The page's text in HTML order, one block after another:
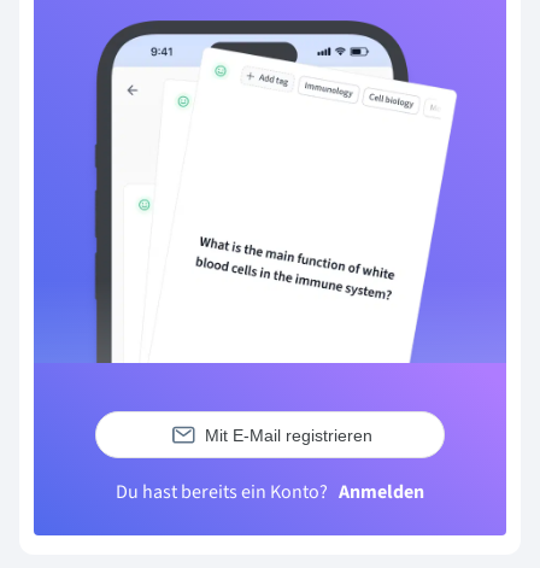
Mit E-Mail registrieren
Du hast bereits ein Konto? Anmelden